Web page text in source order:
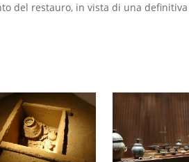
del restauro, in vista di una